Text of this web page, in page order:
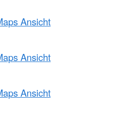
Ansicht
Ansicht
Ansicht